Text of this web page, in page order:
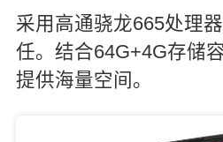
采用高通骁龙665处理
任。结合64G+4G存储
提供海量空间。